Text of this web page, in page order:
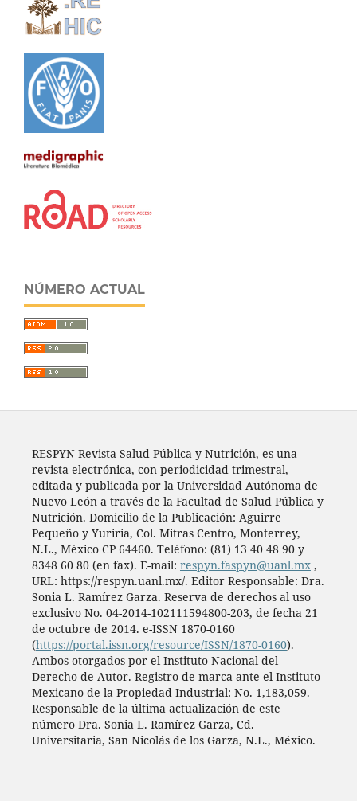
NÚMERO ACTUAL
RESPYN Revista Salud Pública y Nutrición, es una
revista electrónica, con periodicidad trimestral,
editada y publicada por la Universidad Autónoma de
Nuevo León a través de la Facultad de Salud Pública y
Nutrición. Domicilio de la Publicación: Aguirre
Pequeño y Yuriria, Col. Mitras Centro, Monterrey,
N.L., México CP 64460. Teléfono: (81) 13 40 48 90 y
8348 60 80 (en fax). E-mail: respyn.faspyn@uanl.mx,
URL: https://respyn.uanl.mx/. Editor Responsable: Dra.
Sonia L. Ramírez Garza. Reserva de derechos al uso
exclusivo No. 04-2014-102111594800-203, de fecha 21
de octubre de 2014. e-ISSN 1870-0160
(https://portal.issn.org/resource/ISSN/1870-0160).
Ambos otorgados por el Instituto Nacional del
Derecho de Autor. Registro de marca ante el Instituto
Mexicano de la Propiedad Industrial: No. 1,183,059.
Responsable de la última actualización de este
número Dra. Sonia L. Ramírez Garza, Cd.
Universitaria, San Nicolás de los Garza, N.L., México.